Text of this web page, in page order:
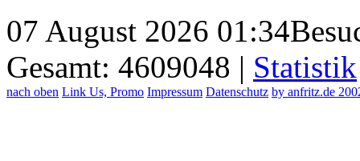
07 August 2026 01:34
Gesamt: 4609048 | Statistik
nach oben Link Us, Promo Impressum Datenschutz by anfritz.de